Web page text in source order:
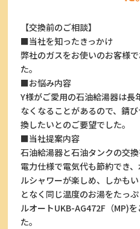
【交換前のご相談】
■当社を知ったきっかけ
弊社のガスをお使いのお客様
た。
■お悩み内容
Y様がご愛用の石油給湯器は長
なくなることがあるので、錆
換したいとのご要望でした。
■当社提案内容
石油給湯器と石油タンクの交
電力仕様で電気代も節約でき
ルシャワーが楽しめ、しかも
となく同じ温度のお湯をたっ
ルオートUKB-AG472F（MP)
た。